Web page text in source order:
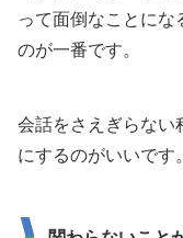
って面倒なことにな
のが一番です。
会話をさえぎらない
にするのがいいです。